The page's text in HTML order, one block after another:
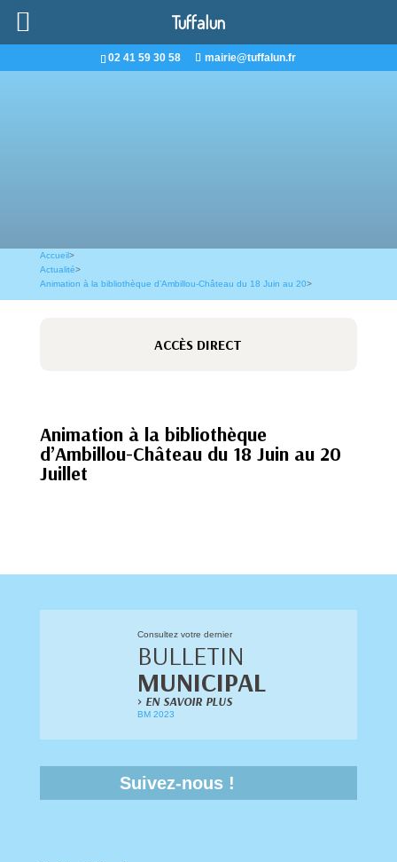
02 41 59 30 58 mairie@tuffalun.fr
Accueil>
Actualité>
Animation à la bibliothèque d’Ambillou-Château du 18 Juin au 20>
ACCÈS DIRECT
Animation à la bibliothèque
d’Ambillou-Château du 18 Juin au 20
Juillet
Consultez votre dernier
BULLETIN
MUNICIPAL
> EN SAVOIR PLUS
BM 2023
Suivez-nous !
Tuffalun